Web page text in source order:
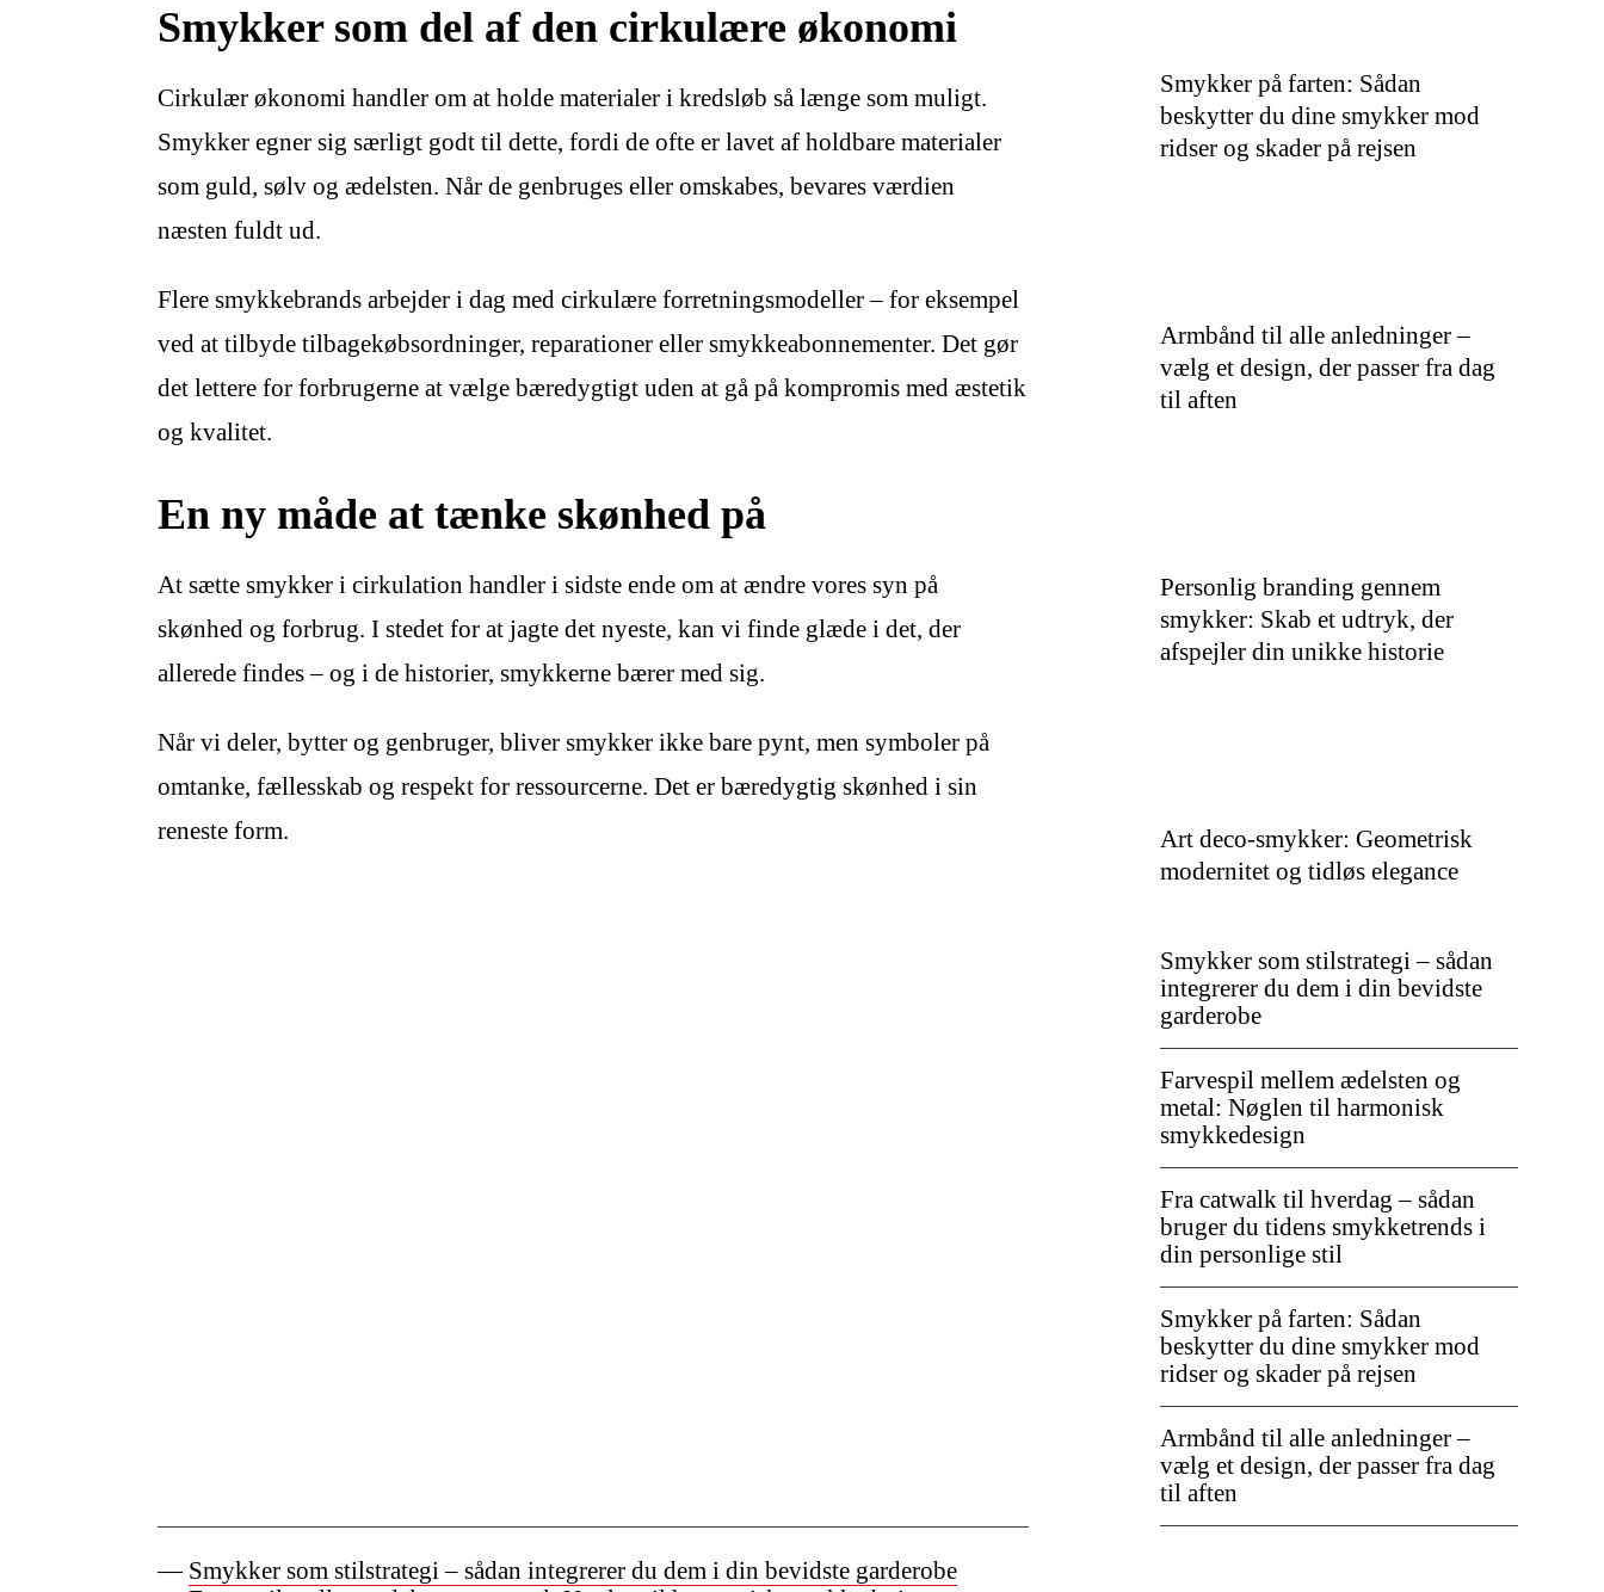
Smykker som del af den cirkulære økonomi
Cirkulær økonomi handler om at holde materialer i kredsløb så længe som muligt.
Smykker egner sig særligt godt til dette, fordi de ofte er lavet af holdbare materialer
som guld, sølv og ædelsten. Når de genbruges eller omskabes, bevares værdien
næsten fuldt ud.
Flere smykkebrands arbejder i dag med cirkulære forretningsmodeller – for eksempel
ved at tilbyde tilbagekøbsordninger, reparationer eller smykkeabonnementer. Det gør
det lettere for forbrugerne at vælge bæredygtigt uden at gå på kompromis med æstetik
og kvalitet.
En ny måde at tænke skønhed på
At sætte smykker i cirkulation handler i sidste ende om at ændre vores syn på
skønhed og forbrug. I stedet for at jagte det nyeste, kan vi finde glæde i det, der
allerede findes – og i de historier, smykkerne bærer med sig.
Når vi deler, bytter og genbruger, bliver smykker ikke bare pynt, men symboler på
omtanke, fællesskab og respekt for ressourcerne. Det er bæredygtig skønhed i sin
reneste form.
Smykker som stilstrategi – sådan integrerer du dem i din bevidste garderobe
Smykker på farten: Sådan
beskytter du dine smykker mod
ridser og skader på rejsen
Armbånd til alle anledninger –
vælg et design, der passer fra dag
til aften
Personlig branding gennem
smykker: Skab et udtryk, der
afspejler din unikke historie
Art deco-smykker: Geometrisk
modernitet og tidløs elegance
Smykker som stilstrategi – sådan
integrerer du dem i din bevidste
garderobe
Farvespil mellem ædelsten og
metal: Nøglen til harmonisk
smykkedesign
Fra catwalk til hverdag – sådan
bruger du tidens smykketrends i
din personlige stil
Smykker på farten: Sådan
beskytter du dine smykker mod
ridser og skader på rejsen
Armbånd til alle anledninger –
vælg et design, der passer fra dag
til aften